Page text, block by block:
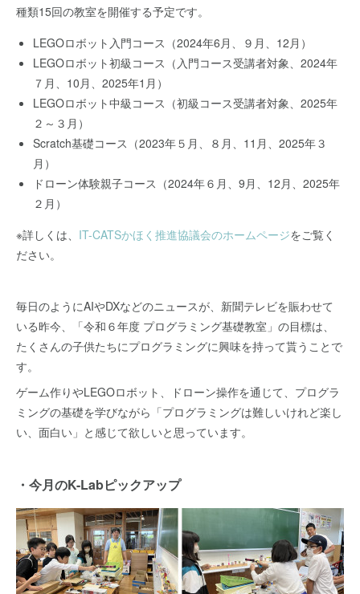
種類15回の教室を開催する予定です。
LEGOロボット入門コース（2024年6月、９月、12月）
LEGOロボット初級コース（入門コース受講者対象、2024年
７月、10月、2025年1月）
LEGOロボット中級コース（初級コース受講者対象、2025年
２～３月）
Scratch基礎コース（2023年５月、８月、11月、2025年３
月）
ドローン体験親子コース（2024年６月、9月、12月、2025年
２月）
※詳しくは、 IT-CATSかほく推進協議会のホームページをご覧く
ださい。
毎日のようにAIやDXなどのニュースが、新聞テレビを賑わせて
いる昨今、「令和６年度 プログラミング基礎教室」の目標は、
たくさんの子供たちにプログラミングに興味を持って貰うことで
す。
ゲーム作りやLEGOロボット、ドローン操作を通じて、プログラ
ミングの基礎を学びながら「プログラミングは難しいけれど楽し
い、面白い」と感じて欲しいと思っています。
・今月のK-Labピックアップ